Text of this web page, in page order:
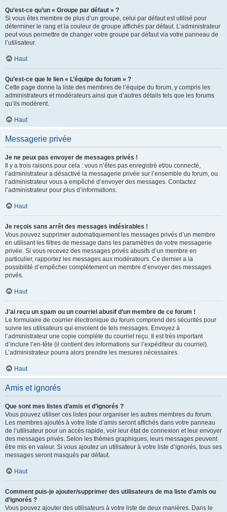
Qu’est-ce qu’un « Groupe par défaut » ?
Si vous êtes membre de plus d’un groupe, celui par défaut est utilisé pour
déterminer le rang et la couleur de groupe affichés par défaut. L’administrateur
peut vous permettre de changer votre groupe par défaut via votre panneau de
l’utilisateur.
Haut
Qu’est-ce que le lien « L’équipe du forum » ?
Cette page donne la liste des membres de l’équipe du forum, y compris les
administrateurs et modérateurs ainsi que d’autres détails tels que les forums
qu’ils modèrent.
Haut
Messagerie privée
Je ne peux pas envoyer de messages privés !
Il y a trois raisons pour cela : vous n’êtes pas enregistré et/ou connecté,
l’administrateur a désactivé la messagerie privée sur l’ensemble du forum, ou
l’administrateur vous a empêché d’envoyer des messages. Contactez
l’administrateur pour plus d’informations.
Haut
Je reçois sans arrêt des messages indésirables !
Vous pouvez supprimer automatiquement les messages privés d’un membre
en utilisant les filtres de message dans les paramètres de votre messagerie
privée. Si vous recevez des messages privés abusifs d’un membre en
particulier, rapportez les messages aux modérateurs. Ce dernier a la
possibilité d’empêcher complètement un membre d’envoyer des messages
privés.
Haut
J’ai reçu un spam ou un courriel abusif d’un membre de ce forum !
Le formulaire de courrier électronique du forum comprend des sécurités pour
suivre les utilisateurs qui envoient de tels messages. Envoyez à
l’administrateur une copie complète du courriel reçu. Il est très important
d’inclure l’en-tête (il contient des informations sur l’expéditeur du courriel).
L’administrateur pourra alors prendre les mesures nécessaires.
Haut
Amis et ignorés
Que sont mes listes d’amis et d’ignorés ?
Vous pouvez utiliser ces listes pour organiser les autres membres du forum.
Les membres ajoutés à votre liste d’amis seront affichés dans votre panneau
de l’utilisateur pour un accès rapide, voir leur état de connexion et leur envoyer
des messages privés. Selon les thèmes graphiques, leurs messages peuvent
être mis en valeur. Si vous ajoutez un utilisateur à votre liste d’ignorés, tous ses
messages seront masqués par défaut.
Haut
Comment puis-je ajouter/supprimer des utilisateurs de ma liste d’amis ou
d’ignorés ?
Vous pouvez ajouter des utilisateurs à votre liste de deux manières. Dans le